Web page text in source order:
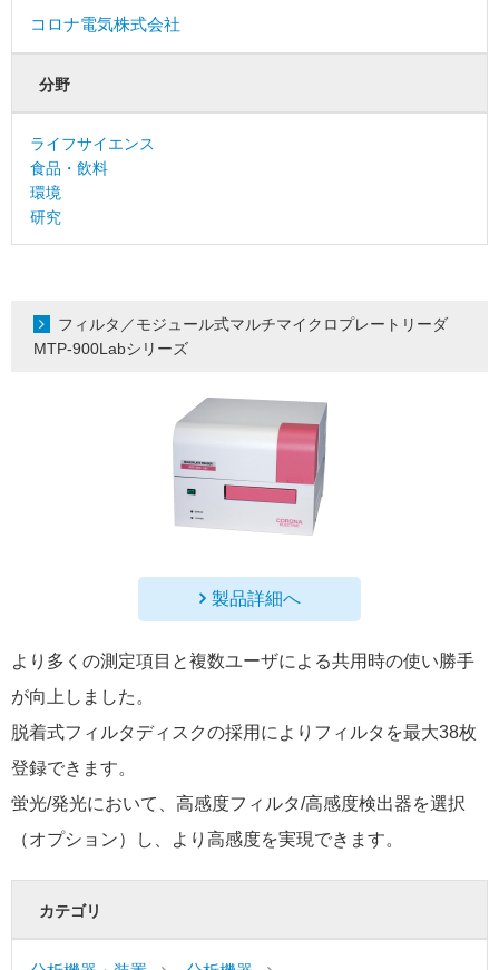
コロナ電気株式会社
分野
ライフサイエンス
食品・飲料
環境
研究
フィルタ／モジュール式マルチマイクロプレートリーダ
MTP-900Labシリーズ
製品詳細へ
より多くの測定項目と複数ユーザによる共用時の使い勝手
が向上しました。
脱着式フィルタディスクの採用によりフィルタを最大38枚
登録できます。
蛍光/発光において、高感度フィルタ/高感度検出器を選択
（オプション）し、より高感度を実現できます。
カテゴリ